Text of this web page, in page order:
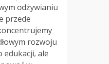
odżywianiu
przede
rozwoju
edukacji, ale